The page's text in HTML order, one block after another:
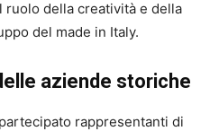
della creatività e della
del made in Italy.
aziende storiche
rappresentanti di